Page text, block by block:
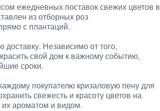
ежедневных поставок свежих цветов в
из отборных роз
с плантаций.
Независимо от того,
свой дом к важному событию,
сроки.
покупателю кризаловую пену для
свежесть и красоту цветов на
их ароматом и видом.